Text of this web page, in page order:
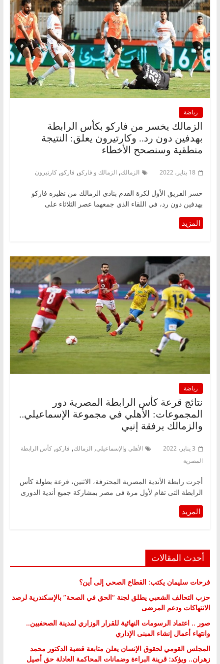
رياضة
الزمالك يخسر من فاركو بكأس الرابطة
بهدفين دون رد.. وكارتيرون يعلق: النتيجة
منطقية وسنصحح الأخطاء
18 يناير، 2022 الزمالك, الزمالك و فاركو, فاركو, كارتيرون
خسر الفريق الأول لكرة القدم بنادي الزمالك من نظيره فاركو
بهدفين دون رد، في اللقاء الذي جمعهما عصر الثلاثاء على
رياضة
نتائج قرعة كأس الرابطة المصرية دور
المجموعات: الأهلي في مجموعة الإسماعيلي..
والزمالك برفقة إنبي
3 يناير، 2022 الأهلي والإسماعيلي, الزمالك, فاركو, كأس الرابطة
المصرية
أجرت رابطة الأندية المصرية المحترفة، الاثنين، قرعة بطولة كأس
الرابطة التى تقام لأول مرة فى مصر بمشاركة جميع أندية الدورى
أحدث المقالات
فرحات سليمان يكتب: القطاع الصحي إلى أين؟
حزب التحالف الشعبي يطلق لجنة “الحق في الصحة” بالإسكندرية لرصد
الانتهاكات ودعم المرضى
صور .. اعتماد الرسومات النهائية للقرار الوزاري لمدينة الصحفيين..
وانتهاء أعمال إنشاء المبنى الإداري
المجلس القومي لحقوق الإنسان يعلن متابعة قضية الدكتور محمد
زهران.. ويؤكد: قرينة البراءة وضمانات المحاكمة العادلة حق أصيل